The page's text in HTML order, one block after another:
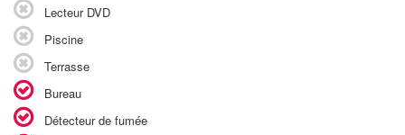
Lecteur DVD
Piscine
Terrasse
Bureau
Détecteur de fumée